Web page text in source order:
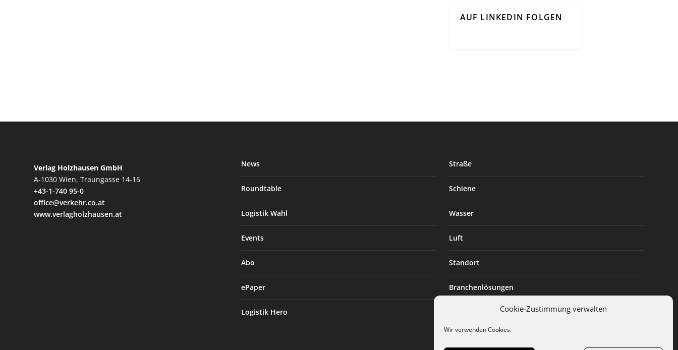
Cookie-Zustimmung verwalten
Wir verwenden Cookies.
AUF LINKEDIN FOLGEN
Verlag Holzhausen GmbH
A-1030 Wien, Traungasse 14-16
+43-1-740 95-0
office@verkehr.co.at
www.verlagholzhausen.at
News
Roundtable
Logistik Wahl
Events
Abo
ePaper
Logistik Hero
Straße
Schiene
Wasser
Luft
Standort
Branchenlösungen